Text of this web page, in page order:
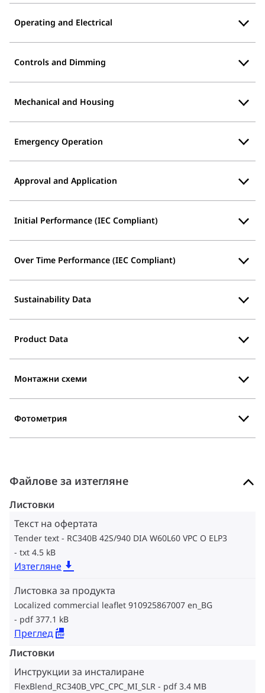
Operating and Electrical
Controls and Dimming
Mechanical and Housing
Emergency Operation
Approval and Application
Initial Performance (IEC Compliant)
Over Time Performance (IEC Compliant)
Sustainability Data
Product Data
Монтажни схеми
Фотометрия
Файлове за изтегляне
Листовки
Текст на офертата
Tender text - RC340B 42S/940 DIA W60L60 VPC O ELP3
txt 4.5 kB
Изтегляне
Листовка за продукта
Localized commercial leaflet 910925867007 en_BG
pdf 377.1 kB
Преглед
Листовки
Инструкции за инсталиране
FlexBlend_RC340B_VPC_CPC_MI_SLR pdf 3.4 MB